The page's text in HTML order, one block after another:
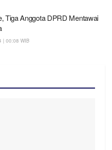
Tiga Anggota DPRD Mentawai
| 00:08 WIB